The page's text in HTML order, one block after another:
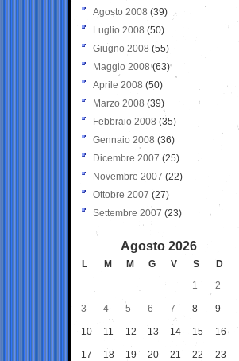
Agosto 2008 (39)
Luglio 2008 (50)
Giugno 2008 (55)
Maggio 2008(63)
Aprile 2008 (50)
Marzo 2008 (39)
Febbraio 2008 (35)
Gennaio 2008 (36)
Dicembre 2007 (25)
Novembre 2007 (22)
Ottobre 2007 (27)
Settembre 2007 (23)
Agosto 2026
L M M G V S
D
1
2
3 4 5 6 7 8 9
10 11 12 13 14 15 16
17 18 19 20 21 22 23